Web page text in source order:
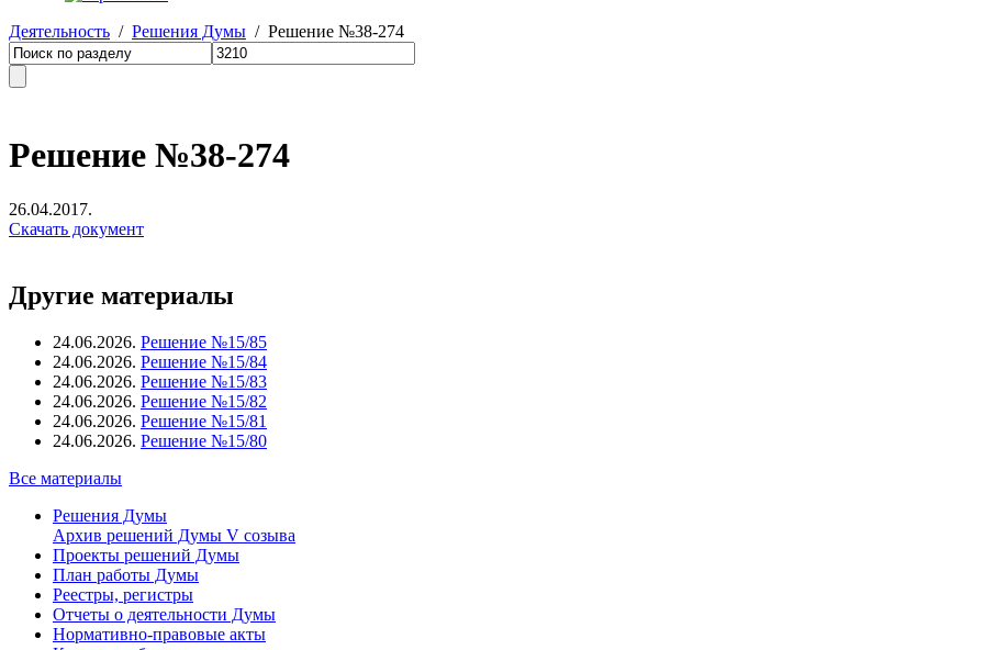
Деятельность / Решения Думы / Решение №38-274
Решение №38-274
26.04.2017.
Скачать документ
Другие материалы
24.06.2026. Решение №15/85
24.06.2026. Решение №15/84
24.06.2026. Решение №15/83
24.06.2026. Решение №15/82
24.06.2026. Решение №15/81
24.06.2026. Решение №15/80
Все материалы
Решения Думы
Архив решений Думы V созыва
Проекты решений Думы
План работы Думы
Реестры, регистры
Отчеты о деятельности Думы
Нормативно-правовые акты